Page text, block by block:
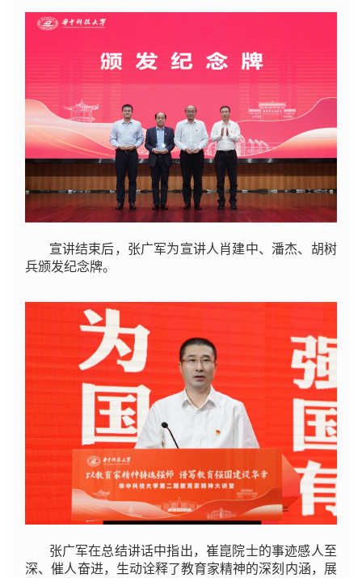
宣讲结束后，张广军为宣讲人肖建中、潘杰、胡树
兵颁发纪念牌。
张广军在总结讲话中指出，崔崑院士的事迹感人至
深、催人奋进，生动诠释了教育家精神的深刻内涵，展